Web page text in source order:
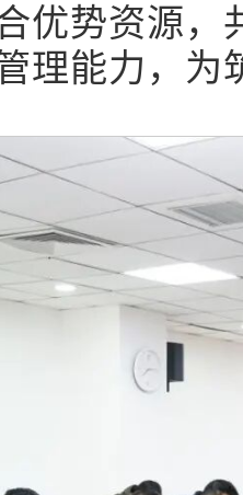
优势资源
理能力，